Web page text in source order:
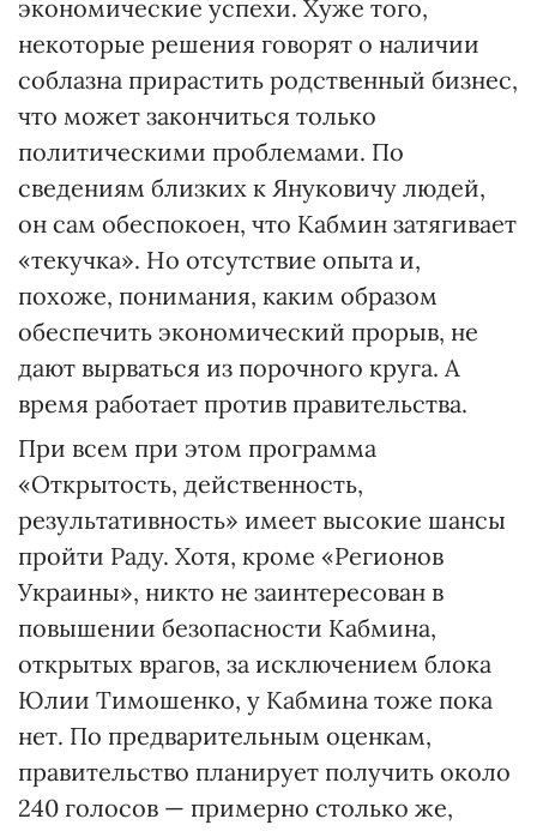
экономические успехи. Хуже того,
некоторые решения говорят о наличии
соблазна прирастить родственный бизнес,
что может закончиться только
политическими проблемами. По
сведениям близких к Януковичу людей,
он сам обеспокоен, что Кабмин затягивает
«текучка». Но отсутствие опыта и,
похоже, понимания, каким образом
обеспечить экономический прорыв, не
дают вырваться из порочного круга. А
время работает против правительства.
При всем при этом программа
«Открытость, действенность,
результативность» имеет высокие шансы
пройти Раду. Хотя, кроме «Регионов
Украины», никто не заинтересован в
повышении безопасности Кабмина,
открытых врагов, за исключением блока
Юлии Тимошенко, у Кабмина тоже пока
нет. По предварительным оценкам,
правительство планирует получить около
240 голосов — примерно столько же,